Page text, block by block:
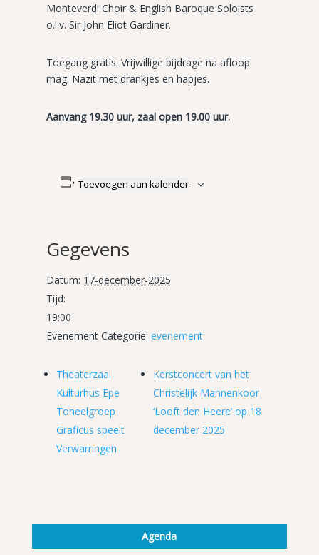
Monteverdi Choir & English Baroque Soloists
o.l.v. Sir John Eliot Gardiner.
Toegang gratis. Vrijwillige bijdrage na afloop
mag. Nazit met drankjes en hapjes.
Aanvang 19.30 uur, zaal open 19.00 uur.
Toevoegen aan kalender
Gegevens
Datum: 17-december-2025
Tijd:
19:00
Evenement Categorie: evenement
Theaterzaal
Kulturhus Epe
Toneelgroep
Graficus speelt
Verwarringen
Kerstconcert van het
Christelijk Mannenkoor
‘Looft den Heere’ op 18
december 2025
Agenda